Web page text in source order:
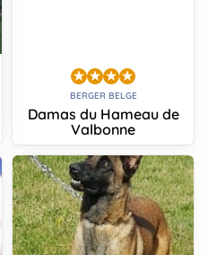
BERGER BELGE
Damas du Hameau de
Valbonne